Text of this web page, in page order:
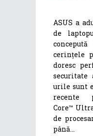
ASUS a
de
cerințele
doresc
securitate
urile sunt
recente
Core™
de
până